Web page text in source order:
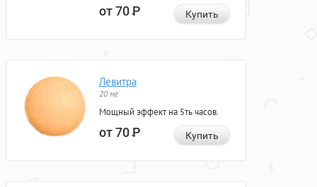
от 70Р Купить
Левитра
20 мг
Мощный эффект на 5ть часов.
от 70Р Купить